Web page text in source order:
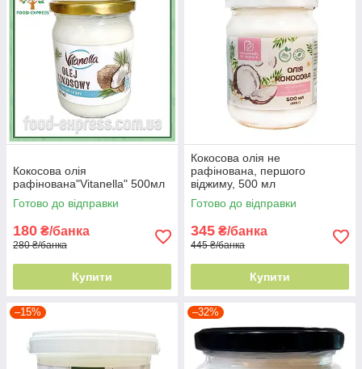
Кокосова олія
рафінована"Vitanella" 500мл
Готово до відправки
180 ₴/банка
280 ₴/банка
Купити
Кокосова олія не
рафінована, першого
віджиму, 500 мл
Готово до відправки
345 ₴/банка
445 ₴/банка
Купити
–15% –32%